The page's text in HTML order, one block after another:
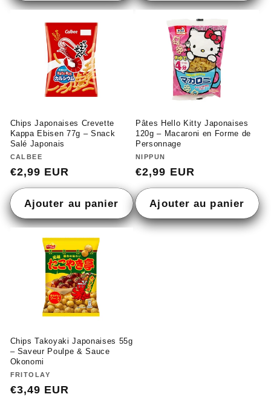
Chips Japonaises Crevette
Kappa Ebisen 77g – Snack
Salé Japonais
Fournisseur :
CALBEE
Prix
habituel
€2,99 EUR
Ajouter au panier
Pâtes Hello Kitty Japonaises
120g – Macaroni en Forme de
Personnage
Fournisseur :
NIPPUN
Prix
habituel
€2,99 EUR
Ajouter au panier
Chips Takoyaki Japonaises 55g
– Saveur Poulpe & Sauce
Okonomi
Fournisseur :
FRITOLAY
Prix
€3,49 EUR